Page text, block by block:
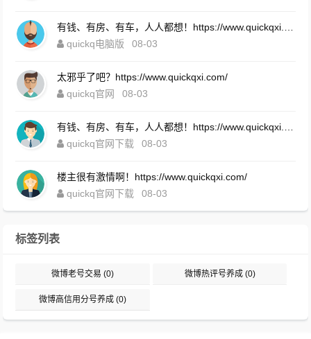
quickq电脑版
08-03
太邪乎了吧？https://www.quickqxi.com/
quickq官网
08-03
quickq官网下载
08-03
楼主很有激情啊！https://www.quickqxi.com/
quickq官网下载
08-03
标签列表
微博老号交易 (0) 微博热评号养成(0)
微博高信用分号养成 (0)